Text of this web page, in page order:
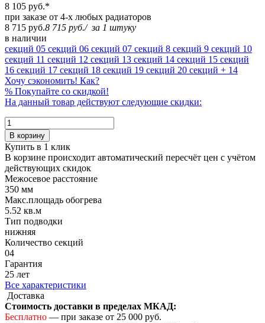
8 105 руб.*
при заказе от 4-х любых радиаторов
8 715 руб.8 715 руб./за 1 штуку
в наличии
секций 05 секций 06 секций 07 секций 8 секций 9 секций 10
секций 11 секций 12 секций 13 секций 14 секций 15 секций
16 секций 17 секций 18 секций 19 секций 20 секций + 14
Хочу сэкономить! Как?
% Покупайте со скидкой!
На данный товар действуют следующие скидки:
В корзину
Купить в 1 клик
В корзине происходит автоматический пересчёт цен с учётом
действующих скидок
Межосевое расстояние
350 мм
Макс.площадь обогрева
5.52 кв.м
Тип подводки
нижняя
Количество cекций
04
Гарантия
25 лет
Все характеристики
Доставка
Стоимость доставки в пределах МКАД:
Бесплатно — при заказе от 25 000 руб.